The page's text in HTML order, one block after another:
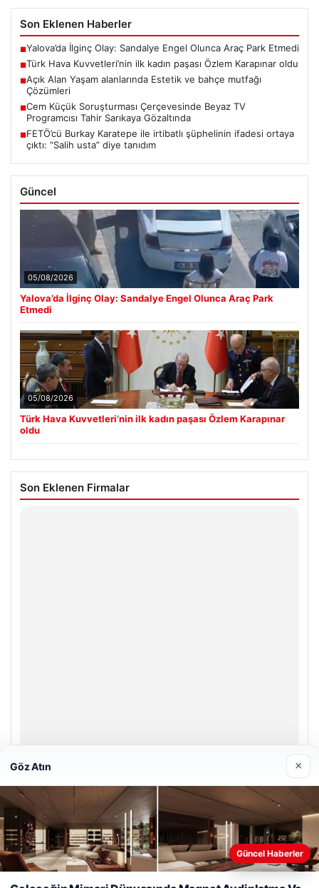
Son Eklenen Haberler
■Yalova’da İlginç Olay: Sandalye Engel Olunca Araç Park Etmedi
■Türk Hava Kuvvetleri’nin ilk kadın paşası Özlem Karapınar oldu
■Açık Alan Yaşam alanlarında Estetik ve bahçe mutfağı
Çözümleri
■Cem Küçük Soruşturması Çerçevesinde Beyaz TV
Programcısı Tahir Sarıkaya Gözaltında
■FETÖ’cü Burkay Karatepe ile irtibatlı şüphelinin ifadesi ortaya
çıktı: “Salih usta” diye tanıdım
Güncel
05/08/2026
Yalova’da İlginç Olay: Sandalye Engel Olunca Araç Park
Etmedi
05/08/2026
Türk Hava Kuvvetleri’nin ilk kadın paşası Özlem Karapınar
oldu
Son Eklenen Firmalar
Hastaş Beton
26/05/2026
Web sitemizi nasıl kullandığınızı daha iyi anlayabilmek,
Göz Atın ×
Güncel Haberler